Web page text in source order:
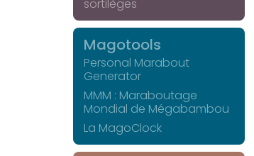
sortilèges
Magotools
Personal Marabout
Generator
MMM : Maraboutage
Mondial de Mégabambou
La MagoClock